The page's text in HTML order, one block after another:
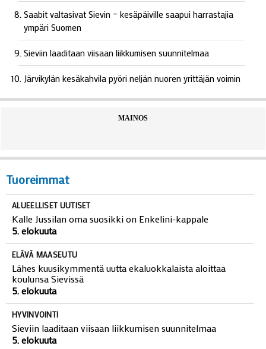
Saabit valtasivat Sievin – kesäpäiville saapui harrastajia
ympäri Suomen
Sieviin laaditaan viisaan liikkumisen suunnitelmaa
Järvikylän kesäkahvila pyöri neljän nuoren yrittäjän voimin
MAINOS
Tuoreimmat
ALUEELLISET UUTISET
Kalle Jussilan oma suosikki on Enkelini-kappale
5. elokuuta
ELÄVÄ MAASEUTU
Lähes kuusikymmentä uutta ekaluokkalaista aloittaa
koulunsa Sievissä
5. elokuuta
HYVINVOINTI
Sieviin laaditaan viisaan liikkumisen suunnitelmaa
5. elokuuta